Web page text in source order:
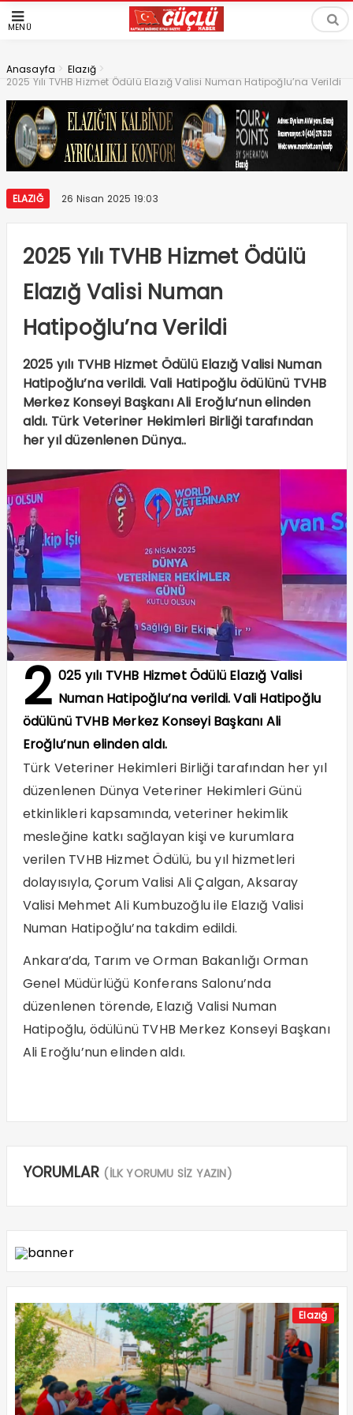
MENÜ
Anasayfa > Elazığ >
2025 Yılı TVHB Hizmet Ödülü Elazığ Valisi Numan Hatipoğlu’na Verildi
ELAZIĞ 26 Nisan 2025 19:03
2025 Yılı TVHB Hizmet Ödülü
Elazığ Valisi Numan
Hatipoğlu’na Verildi
2025 yılı TVHB Hizmet Ödülü Elazığ Valisi Numan
Hatipoğlu’na verildi. Vali Hatipoğlu ödülünü TVHB
Merkez Konseyi Başkanı Ali Eroğlu’nun elinden
aldı. Türk Veteriner Hekimleri Birliği tarafından
her yıl düzenlenen Dünya..
2 025 yılı TVHB Hizmet Ödülü Elazığ Valisi
Numan Hatipoğlu’na verildi. Vali Hatipoğlu
ödülünü TVHB Merkez Konseyi Başkanı Ali
Eroğlu’nun elinden aldı.
Türk Veteriner Hekimleri Birliği tarafından her yıl
düzenlenen Dünya Veteriner Hekimleri Günü
etkinlikleri kapsamında, veteriner hekimlik
mesleğine katkı sağlayan kişi ve kurumlara
verilen TVHB Hizmet Ödülü, bu yıl hizmetleri
dolayısıyla, Çorum Valisi Ali Çalgan, Aksaray
Valisi Mehmet Ali Kumbuzoğlu ile Elazığ Valisi
Numan Hatipoğlu’na takdim edildi.
Ankara’da, Tarım ve Orman Bakanlığı Orman
Genel Müdürlüğü Konferans Salonu’nda
düzenlenen törende, Elazığ Valisi Numan
Hatipoğlu, ödülünü TVHB Merkez Konseyi Başkanı
Ali Eroğlu’nun elinden aldı.
YORUMLAR (İLK YORUMU SİZ YAZIN)
Elazığ